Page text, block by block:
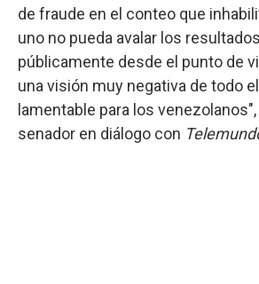
de fraude en el conteo que
uno no pueda avalar los
públicamente desde el punto de
una visión muy negativa de todo
lamentable para los
senador en diálogo con